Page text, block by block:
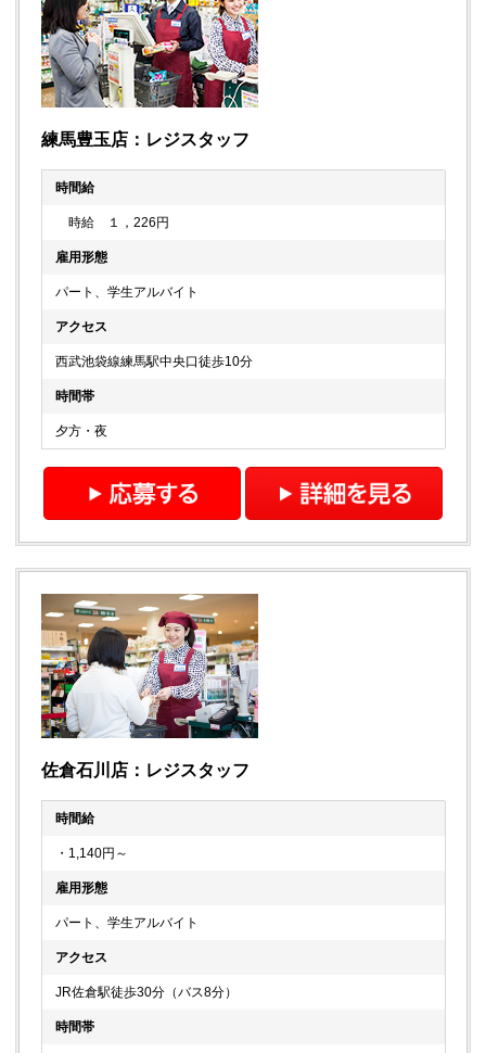
練馬豊玉店：レジスタッフ
時間給
時給 １，226円
雇用形態
パート、学生アルバイト
アクセス
西武池袋線練馬駅中央口徒歩10分
時間帯
夕方・夜
佐倉石川店：レジスタッフ
時間給
・1,140円～
雇用形態
パート、学生アルバイト
アクセス
JR佐倉駅徒歩30分（バス8分）
時間帯